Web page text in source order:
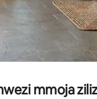
mmoja